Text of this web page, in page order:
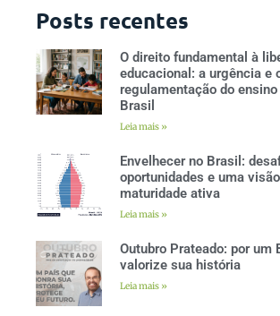
Posts recentes
O direito fundamental à
educacional: a urgência e
regulamentação do
Brasil
Leia mais »
Envelhecer no Brasil:
oportunidades e uma
maturidade ativa
Leia mais »
Outubro Prateado: por um
valorize sua história
Leia mais »